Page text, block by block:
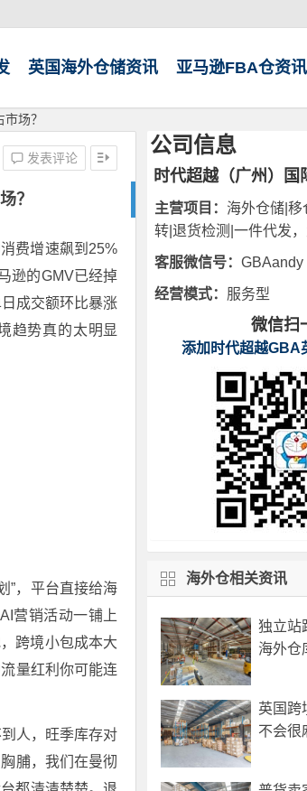
英国海外仓储资讯 亚马逊FBA仓资讯
场？
？
发表评论
费增速飙到25%
逊的GMV已经掉
成交额环比暴涨
趋势真的太明显
”，平台直接给海
营销活动一铺上
跨境小包成本大
量红利你可能连
人，旺季库存对
脯，我们在曼彻
公司信息
时代超越（广州）国
主营项目： 海外仓储|
转|退货检测|一件代发
客服微信号： GBAandy
经营模式： 服务型
微信扫
添加时代超越GBA
海外仓相关资讯
独立站
海外仓
如直
英国跨
不会很
国内